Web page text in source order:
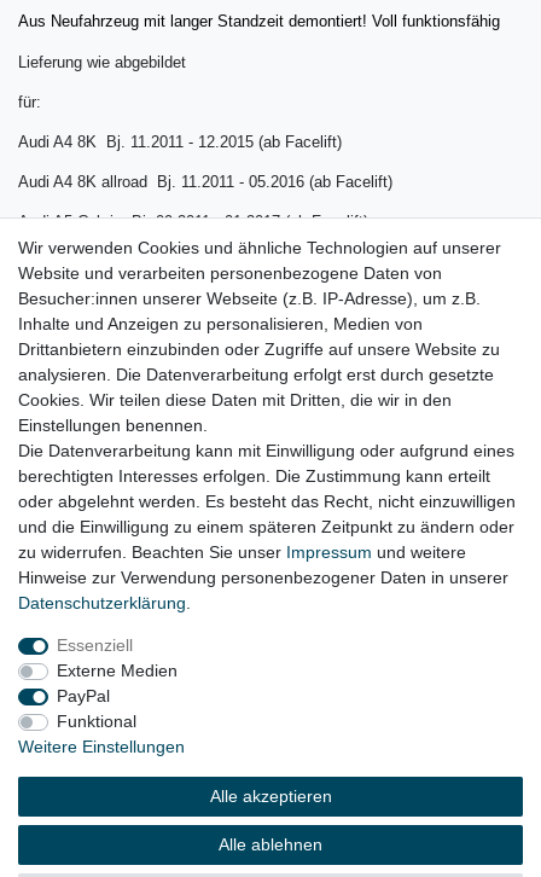
Aus Neufahrzeug mit langer Standzeit demontiert! Voll funktionsfähig
Lieferung wie abgebildet
für:
Audi A4 8K Bj. 11.2011 - 12.2015 (ab Facelift)
Audi A4 8K allroad Bj. 11.2011 - 05.2016 (ab Facelift)
Audi A5 Cabrio Bj.09.2011 - 01.2017 (ab Facelift)
08.2011 - 01.2017 (ab Facelift)
Audi A6 C7 4G allroad Bj. 01.2012 – 05.2013 (nur für allroad)
Audi A7 C7 4G Bj. 07.2010 - 03.2015
Im Zweifel bitte einfach unter Angabe der Fahrgestellnummer (VIN)
anfragen!
Lieferzeit etwa 1 bis 3 Werktage
Wir verwenden Cookies und ähnliche Technologien auf unserer
Website und verarbeiten personenbezogene Daten von
Besucher:innen unserer Webseite (z.B. IP-Adresse), um z.B.
Inhalte und Anzeigen zu personalisieren, Medien von
Drittanbietern einzubinden oder Zugriffe auf unsere Website zu
analysieren. Die Datenverarbeitung erfolgt erst durch gesetzte
Cookies. Wir teilen diese Daten mit Dritten, die wir in den
Einstellungen benennen.
Die Datenverarbeitung kann mit Einwilligung oder aufgrund eines
berechtigten Interesses erfolgen. Die Zustimmung kann erteilt
oder abgelehnt werden. Es besteht das Recht, nicht einzuwilligen
und die Einwilligung zu einem späteren Zeitpunkt zu ändern oder
zu widerrufen. Beachten Sie unser Impressum und weitere
Hinweise zur Verwendung personenbezogener Daten in unserer
Daten­schutz­erklärung
Essenziell
Externe Medien
PayPal
Funktional
Weitere Einstellungen
Alle akzeptieren
Alle ablehnen
Impressum
Widerrufs­recht
© Copyright 2026 | Alle Rechte vorbehalten.